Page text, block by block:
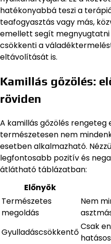
hatékonyabbá teszi a
teafogyasztás vagy más,
emellett segít
csökkenti a
eltávolítását is.
Kamillás gőzölés:
röviden
A kamillás gőzölés rengeteg
természetesen nem
esetben alkalmazható.
legfontosabb pozitív és
átlátható táblázatban:
Előnyök
Természetes
megoldás
Nem
Gyulladáscsökkentő
Csak
hatásos